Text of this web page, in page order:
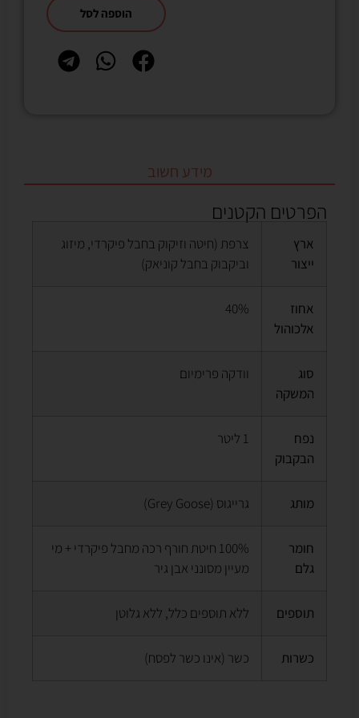
הוספה לסל
מידע חשוב
הפרטים הקטנים
ארץ
ייצור
צרפת (חיטה וזיקוק בחבל פיקרדי, מיזוג
וביקבוק בחבל קוניאק)
אחוז
אלכוהול
40%
סוג
המשקה
וודקה פרימיום
נפח
הבקבוק
1 ליטר
מותג גרייגוס (Grey Goose)
חומר
גלם
100% חיטת חורף רכה מחבל פיקרדי + מי
מעיין מסונני אבן גיר
תוספים ללא תוספים כלל, ללא גלוטן
כשרות כשר (אינו כשר לפסח)